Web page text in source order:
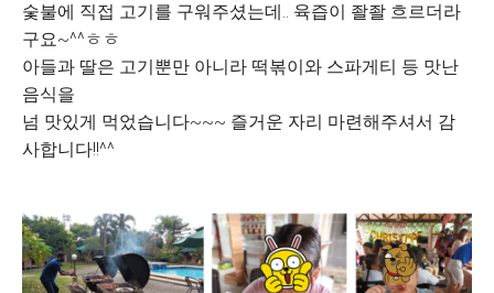
숯불에 직접 고기를 구워주셨는데.. 육즙이 좔좔 흐르더라
구요~^^ㅎㅎ
아들과 딸은 고기뿐만 아니라 떡볶이와 스파게티 등 맛난
음식을
넘 맛있게 먹었습니다~~~ 즐거운 자리 마련해주셔서 감
사합니다!!^^